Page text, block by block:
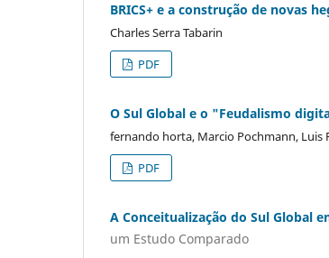
BRICS+ e a construção de novas
Charles Serra Tabarin
PDF
O Sul Global e o "Feudalismo
fernando horta, Marcio Pochmann, Luis
PDF
A Conceitualização do Sul Global
um Estudo Comparado